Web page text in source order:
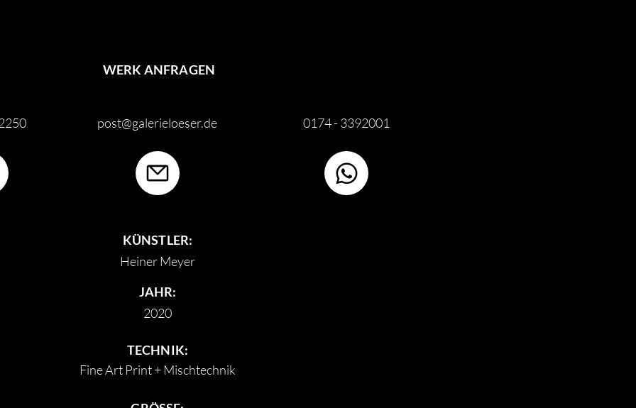
WERK ANFRAGEN
post@galerieloeser.de 0174 - 3392001
KÜNSTLER:
Heiner Meyer
JAHR:
2020
TECHNIK:
Fine Art Print + Mischtechnik